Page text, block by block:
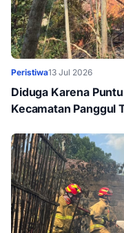
Peristiwa13 Jul 2026
Diduga Karena
Kecamatan Panggul